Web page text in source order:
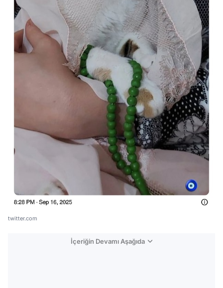
twitter.com
İçeriğin Devamı Aşağıda